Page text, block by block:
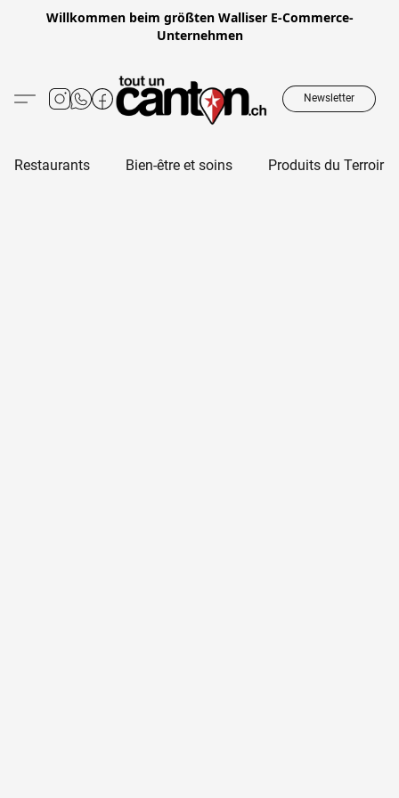
Willkommen beim größten Walliser E-Commerce-
Unternehmen
Newsletter
Restaurants Bien-être et soins Produits du Terroir